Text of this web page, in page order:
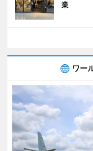
業
ワー